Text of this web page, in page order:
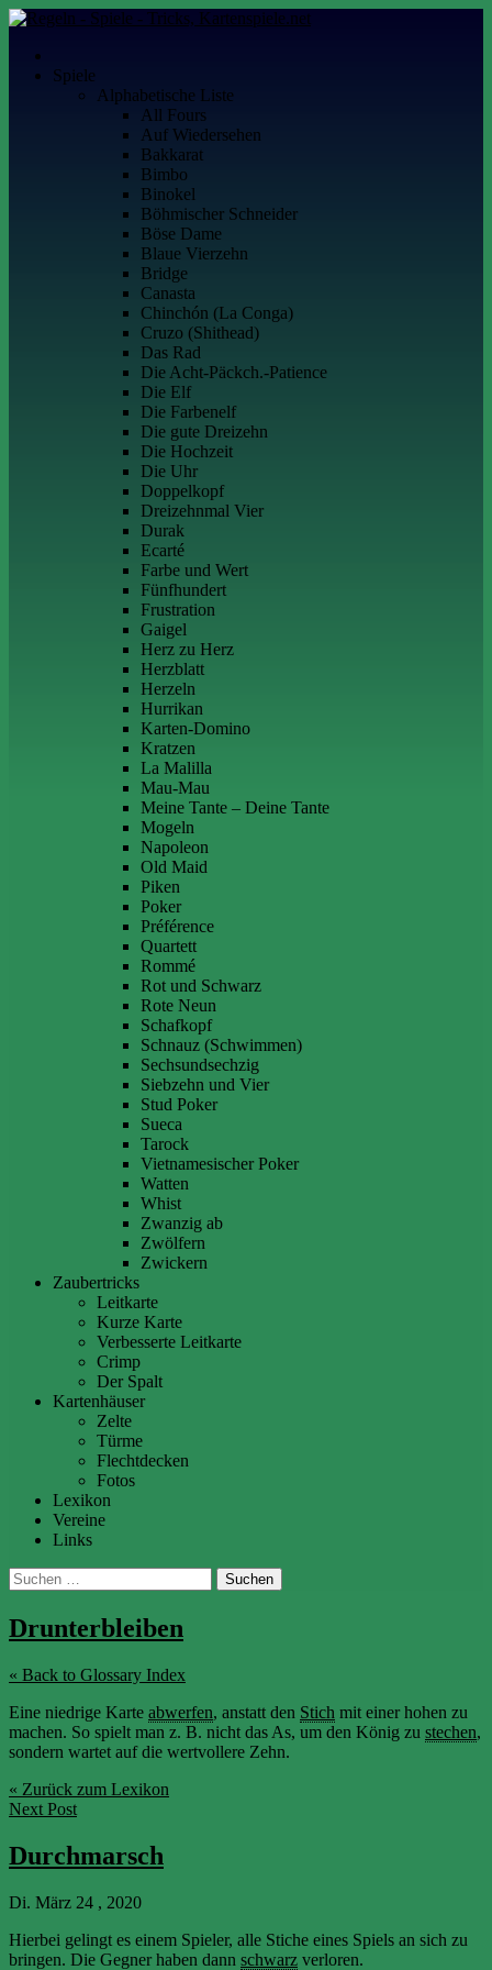
Skip
content
Kartenspiele.net
Alles über Kartenspiele
Spiele
Alphabetische Liste
All Fours
Auf Wiedersehen
Bakkarat
Bimbo
Binokel
Böhmischer Schneider
Böse Dame
Blaue Vierzehn
Bridge
Canasta
Chinchón (La Conga)
Cruzo (Shithead)
Das Rad
Die Acht-Päckch.-Patience
Die Elf
Die Farbenelf
Die gute Dreizehn
Die Hochzeit
Die Uhr
Doppelkopf
Dreizehnmal Vier
Durak
Ecarté
Farbe und Wert
Fünfhundert
Frustration
Gaigel
Herz zu Herz
Herzblatt
Herzeln
Hurrikan
Karten-Domino
Kratzen
La Malilla
Mau-Mau
Meine Tante – Deine Tante
Mogeln
Napoleon
Old Maid
Piken
Poker
Préférence
Quartett
Rommé
Rot und Schwarz
Rote Neun
Schafkopf
Schnauz (Schwimmen)
Sechsundsechzig
Siebzehn und Vier
Stud Poker
Sueca
Tarock
Vietnamesischer Poker
Watten
Whist
Zwanzig ab
Zwölfern
Zwickern
Zaubertricks
Leitkarte
Kurze Karte
Verbesserte Leitkarte
Crimp
Der Spalt
Kartenhäuser
Zelte
Türme
Flechtdecken
Fotos
Lexikon
Vereine
Links
Suchen
nach:
Drunterbleiben
« Back to Glossary Index
Eine niedrige Karte abwerfen, anstatt den Stich mit einer hohen zu
machen. So spielt man z. B. nicht das As, um den König zu stechen,
sondern wartet auf die wertvollere Zehn.
« Zurück zum Lexikon
Next Post
Durchmarsch
Di. März 24 , 2020
Hierbei gelingt es einem Spieler, alle Stiche eines Spiels an sich zu
bringen. Die Gegner haben dann schwarz verloren.